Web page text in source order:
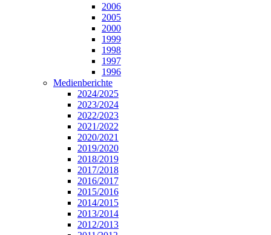
2006
2005
2000
1999
1998
1997
1996
Medienberichte
2024/2025
2023/2024
2022/2023
2021/2022
2020/2021
2019/2020
2018/2019
2017/2018
2016/2017
2015/2016
2014/2015
2013/2014
2012/2013